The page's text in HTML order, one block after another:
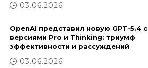
03.06.2026
OpenAI представил новую GPT-5.4 с
версиями Pro и Thinking: триумф
эффективности и рассуждений
03.06.2026